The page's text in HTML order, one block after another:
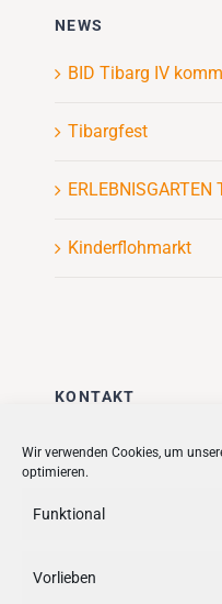
Wir verwenden Cookies, um
optimieren.
Funktional
Vorlieben
NEWS
BID Tibarg IV
Tibargfest
ERLEBNISGARTEN
Kinderflohmarkt
KONTAKT
Stadt + Handel